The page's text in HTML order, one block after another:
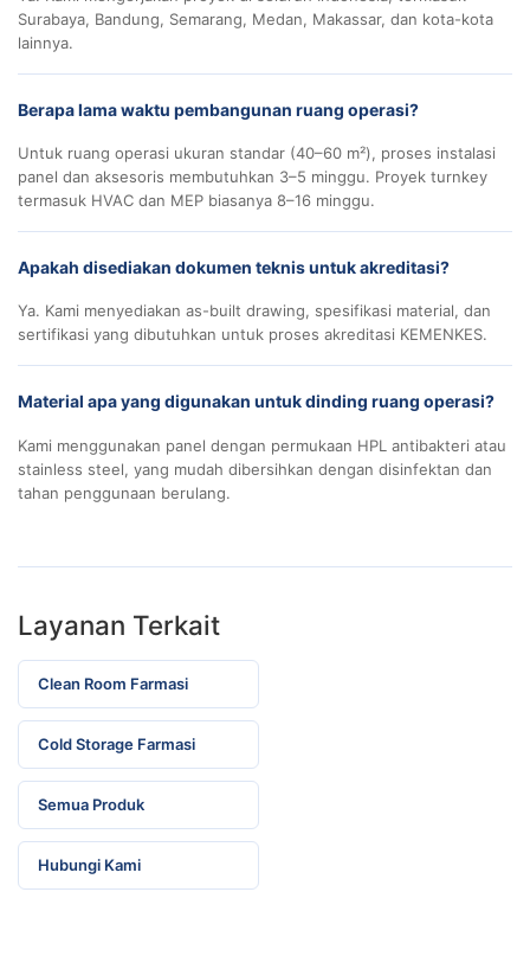
Surabaya, Bandung, Semarang, Medan, Makassar, dan kota-kota
lainnya.
Berapa lama waktu pembangunan ruang operasi?
Untuk ruang operasi ukuran standar (40–60 m²), proses instalasi
panel dan aksesoris membutuhkan 3–5 minggu. Proyek turnkey
termasuk HVAC dan MEP biasanya 8–16 minggu.
Apakah disediakan dokumen teknis untuk akreditasi?
Ya. Kami menyediakan as-built drawing, spesifikasi material, dan
sertifikasi yang dibutuhkan untuk proses akreditasi KEMENKES.
Material apa yang digunakan untuk dinding ruang operasi?
Kami menggunakan panel dengan permukaan HPL antibakteri atau
stainless steel, yang mudah dibersihkan dengan disinfektan dan
tahan penggunaan berulang.
Layanan Terkait
Clean Room Farmasi
Cold Storage Farmasi
Semua Produk
Hubungi Kami